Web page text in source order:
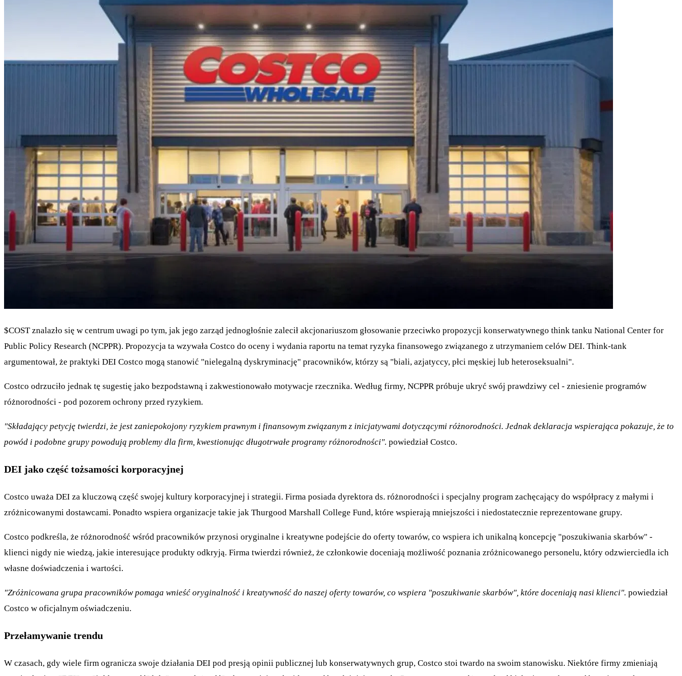
$COSTznalazło się w centrum uwagi po tym, jak jego zarząd jednogłośnie zalecił akcjonariuszom głosowanie przeciwko propozycji konserwatywnego think tanku National Center for
Public Policy Research (NCPPR). Propozycja ta wzywała Costco do oceny i wydania raportu na temat ryzyka finansowego związanego z utrzymaniem celów DEI. Think-tank
argumentował, że praktyki DEI Costco mogą stanowić "nielegalną dyskryminację" pracowników, którzy są "biali, azjatyccy, płci męskiej lub heteroseksualni".
Costco odrzuciło jednak tę sugestię jako bezpodstawną i zakwestionowało motywacje rzecznika. Według firmy, NCPPR próbuje ukryć swój prawdziwy cel - zniesienie programów
różnorodności - pod pozorem ochrony przed ryzykiem.
"Składający petycję twierdzi, że jest zaniepokojony ryzykiem prawnym i finansowym związanym z inicjatywami dotyczącymi różnorodności. Jednak deklaracja wspierająca pokazuje, że to
powód i podobne grupy powodują problemy dla firm, kwestionując długotrwałe programy różnorodności". powiedział Costco.
DEI jako część tożsamości korporacyjnej
Costco uważa DEI za kluczową część swojej kultury korporacyjnej i strategii. Firma posiada dyrektora ds. różnorodności i specjalny program zachęcający do współpracy z małymi i
zróżnicowanymi dostawcami. Ponadto wspiera organizacje takie jak Thurgood Marshall College Fund, które wspierają mniejszości i niedostatecznie reprezentowane grupy.
Costco podkreśla, że różnorodność wśród pracowników przynosi oryginalne i kreatywne podejście do oferty towarów, co wspiera ich unikalną koncepcję "poszukiwania skarbów" -
klienci nigdy nie wiedzą, jakie interesujące produkty odkryją. Firma twierdzi również, że członkowie doceniają możliwość poznania zróżnicowanego personelu, który odzwierciedla ich
własne doświadczenia i wartości.
"Zróżnicowana grupa pracowników pomaga wnieść oryginalność i kreatywność do naszej oferty towarów, co wspiera "poszukiwanie skarbów", które doceniają nasi klienci". powiedział
Costco w oficjalnym oświadczeniu.
Przełamywanie trendu
W czasach, gdy wiele firm ogranicza swoje działania DEI pod presją opinii publicznej lub konserwatywnych grup, Costco stoi twardo na swoim stanowisku. Niektóre firmy zmieniają